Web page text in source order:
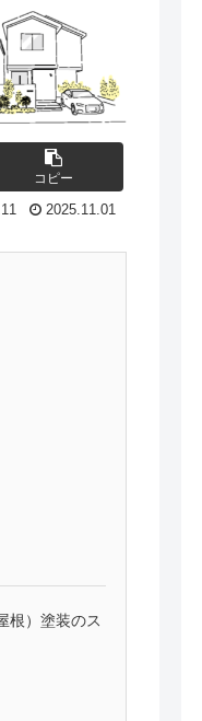
コピー
2025.11.01
根）塗装のス